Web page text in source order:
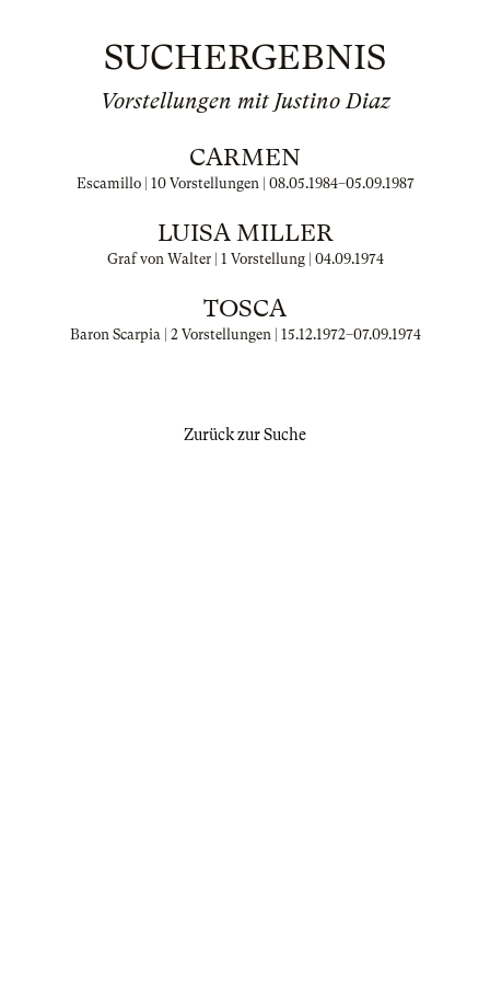
SUCHERGEBNIS
Vorstellungen mit Justino Diaz
CARMEN
Escamillo | 10 Vorstellungen | 08.05.1984–05.09.1987
LUISA MILLER
Graf von Walter | 1 Vorstellung | 04.09.1974
TOSCA
Baron Scarpia | 2 Vorstellungen | 15.12.1972–07.09.1974
Zurück zur Suche